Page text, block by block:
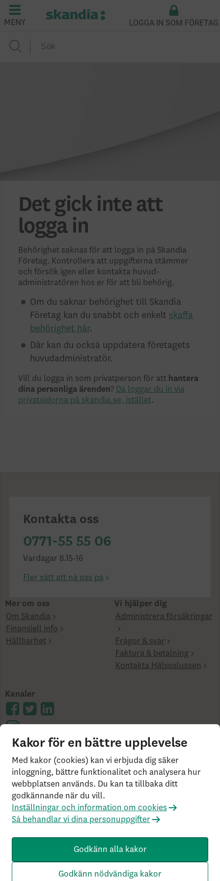
MENY LOGGA IN SOM FÖRETAG
Det gick inte att
logga in
Behörighet saknas för att logga in på Skandia
Företag. Kontrollera att uppgifterna stämmer
och försök igen eller kontakta huvud­
administratören hos er för att bli behörig.
Om du saknar behörighet till Skandia
Företag kan du snabbt och enkelt skaffa
behörighet här.
Där kan du också uppdatera företagets
huvudadministratör.
Vill du logga in som privatperson för att hantera
dina personliga ärenden? Då loggar du in via
privatsidorna på skandia.se, istället.
Kontakta oss
0771-55 55 06
Vardagar 8.15-16
Fler sätt att nå oss på
Mer om oss
Om Skandia
Finansiell info
Hållbarhet
Vi hjälper dig
Administrera försäkringar
Frågor & svar
Faktura & betalning
Kontakta Hälsoslussen
Kanaler
Cookies på skandia.se Användarvillkor
Bor du
utanför Sverige?
Statlig insättningsgaranti &
investerarskydd
Så behandlar vi dina personuppgifter
Om Penningtvättslagen
Rekommenderade webbläsare
Livförsäkringsbolaget Skandia, ömsesidigt, 106 55
Stockholm, Tel: 0771-55 55 00, © Skandia
c2d22db21baa526 HW4.0.0.0 SN430
Kakor för en bättre upplevelse
Med kakor (cookies) kan vi erbjuda dig säker
inloggning, bättre funktionalitet och analysera hur
webbplatsen används. Du kan ta tillbaka ditt
godkännande när du vill.
Inställningar och information om cookies
Så behandlar vi dina personuppgifter
Godkänn alla kakor
Godkänn nödvändiga kakor